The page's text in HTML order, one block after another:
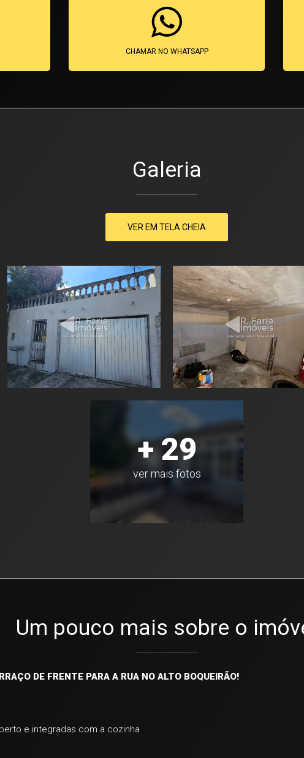
CHAMAR NO WHATSAPP
Galeria
VER EM TELA CHEIA
+ 29
ver mais fotos
Um pouco mais sobre o
DE FRENTE PARA A RUA NO ALTO BOQUEIRÃO!
e integradas com a cozinha